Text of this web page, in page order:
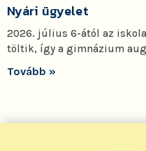
Nyári ügyelet
2026. július 6-ától az
töltik, így a gimnázium
Tovább »